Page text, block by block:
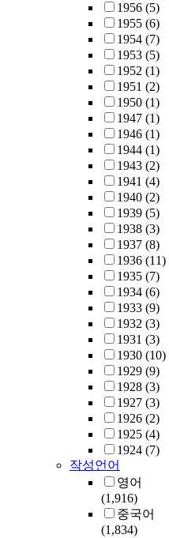
1956 (5)
1955 (6)
1954 (7)
1953 (5)
1952 (1)
1951 (2)
1950 (1)
1947 (1)
1946 (1)
1944 (1)
1943 (2)
1941 (4)
1940 (2)
1939 (5)
1938 (3)
1937 (8)
1936 (11)
1935 (7)
1934 (6)
1933 (9)
1932 (3)
1931 (3)
1930 (10)
1929 (9)
1928 (3)
1927 (3)
1926 (2)
1925 (4)
1924 (7)
작성언어
영어
(1,916)
중국어
(1,834)